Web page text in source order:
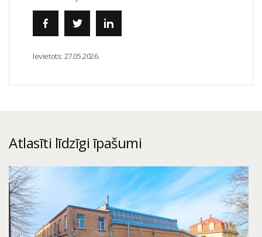
Ievietots: 27.05.2026.
Atlasīti līdzīgi īpašumi